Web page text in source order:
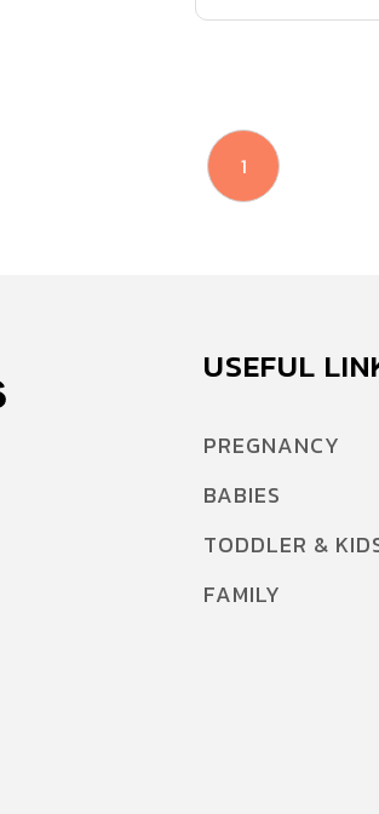
1
USEFUL
PREGNANCY
BABIES
TODDLER &
FAMILY